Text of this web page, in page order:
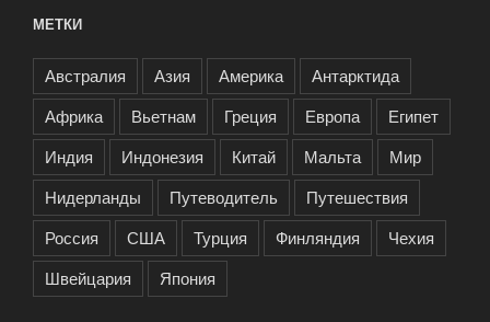
МЕТКИ
Австралия Азия Америка
Антарктида
Африка
Вьетнам Греция Европа
Египет
Индия
Индонезия Китай Мальта
Мир
Нидерланды
Путеводитель
Путешествия
Россия
США Турция Финляндия
Чехия
Швейцария
Япония